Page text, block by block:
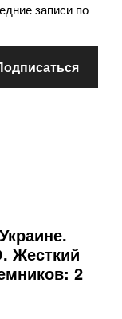
записи по
Жесткий
2